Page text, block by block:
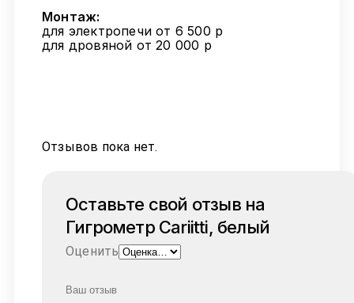
Монтаж:
для электропечи от 6 500 р
для дровяной от 20 000 р
Отзывов пока нет.
Оставьте свой отзыв на
Гигрометр Cariitti, белый
Оценить